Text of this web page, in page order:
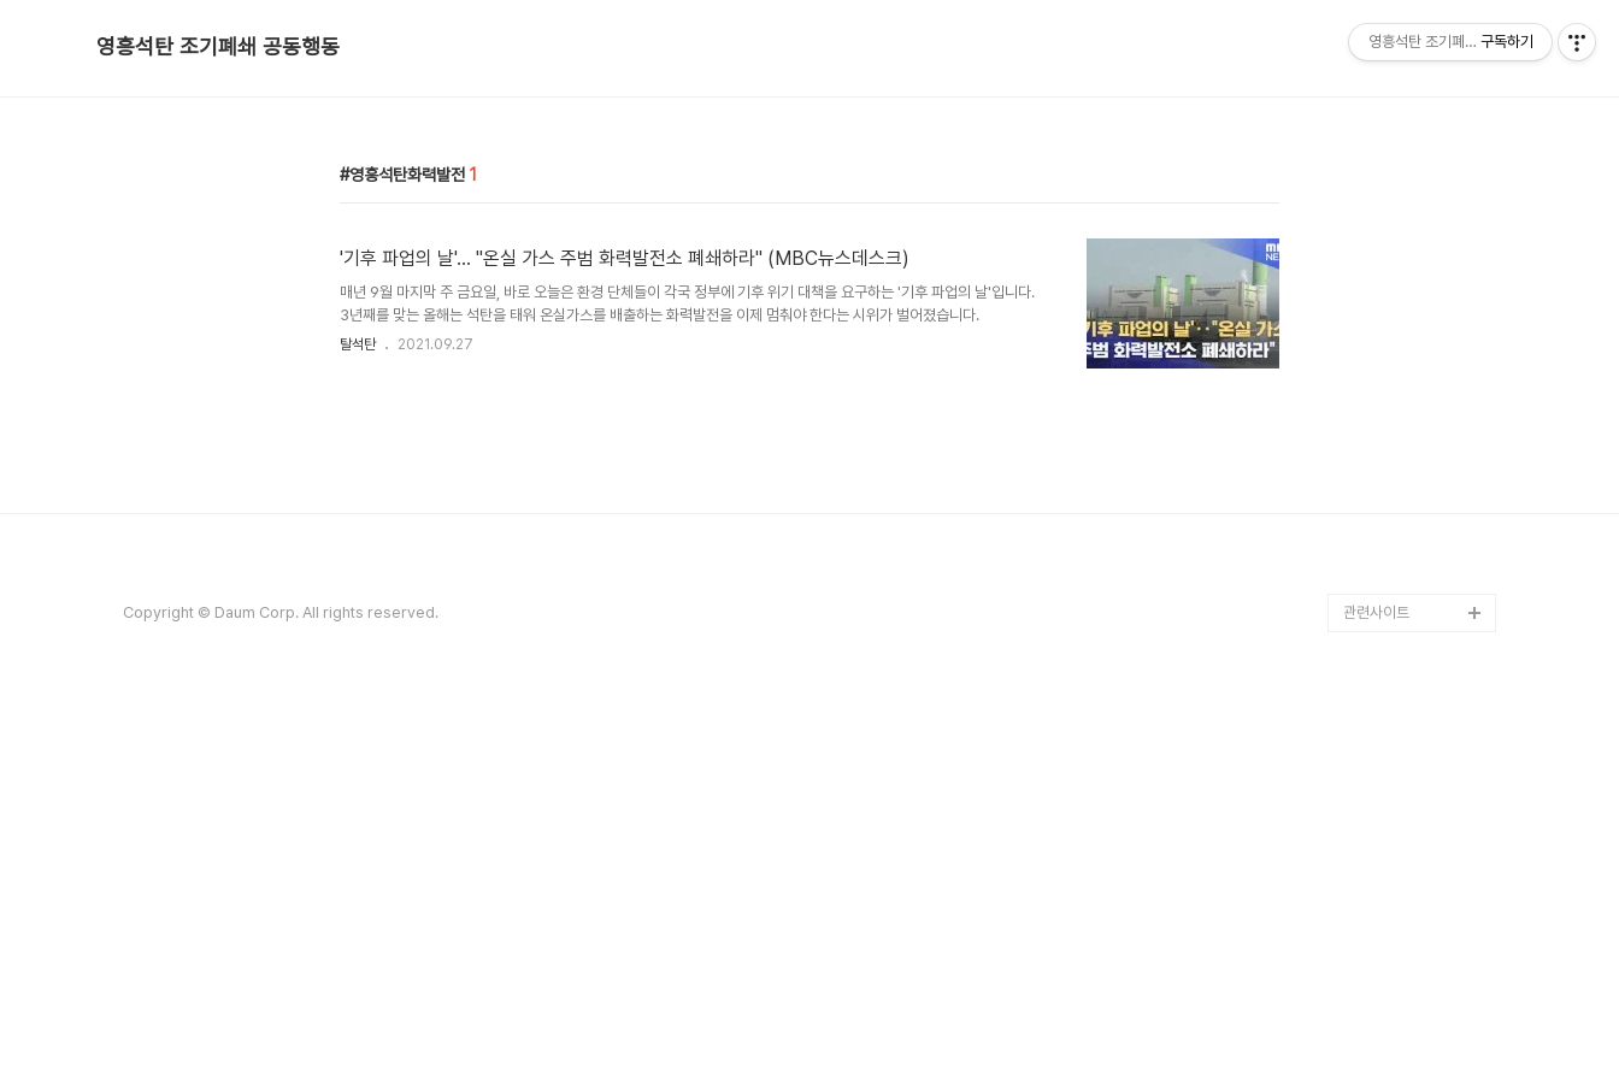
영흥석탄 조기폐쇄 공동행동
영흥석탄화력발전 1
'기후 파업의 날'... "온실 가스 주범 화력발전소 폐쇄하라" (MBC뉴스데스크)
매년 9월 마지막 주 금요일, 바로 오늘은 환경 단체들이 각국 정부에 기후 위기 대책을 요구하는 '기후 파업의 날'입니다.
3년째를 맞는 올해는 석탄을 태워 온실가스를 배출하는 화력발전을 이제 멈춰야 한다는 시위가 벌어졌습니다.
탈석탄 2021.09.27
Copyright © Daum Corp. All rights reserved. 관련사이트
영흥석탄 조기폐쇄 공동행동
구독하기